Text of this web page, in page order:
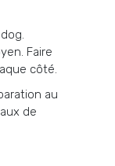
Faire
côté.
au
de